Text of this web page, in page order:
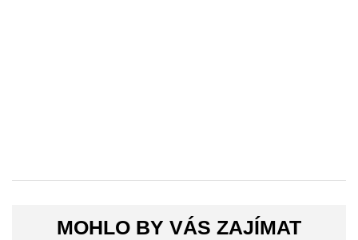
MOHLO BY VÁS ZAJÍMAT